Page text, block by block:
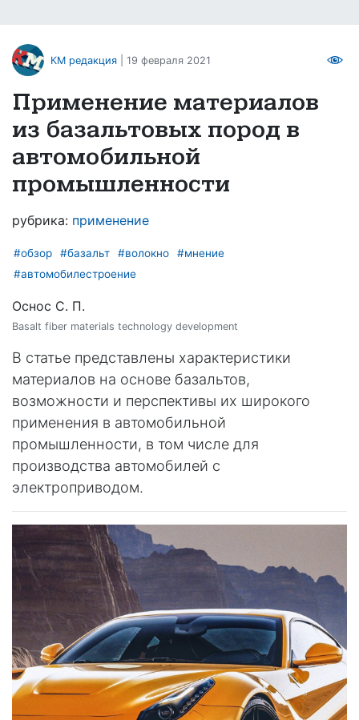
КМ редакция | 19 февраля 2021
Применение материалов
из базальтовых пород в
автомобильной
промышленности
рубрика: применение
#обзор #базальт #волокно
#мнение
#автомобилестроение
Оснос С. П.
Basalt fiber materials technology development
В статье представлены характеристики
материалов на основе базальтов,
возможности и перспективы их широкого
применения в автомобильной
промышленности, в том числе для
производства автомобилей с
электроприводом.